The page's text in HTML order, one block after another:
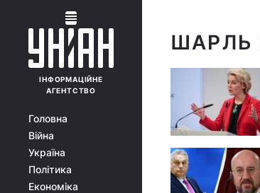
ІНФОРМАЦІЙНЕ
АГЕНТСТВО
Головна
Війна
Україна
Політика
Економіка
ШАРЛЬ